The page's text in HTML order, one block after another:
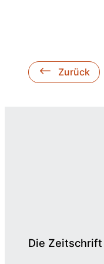
Zurück
Die Zeitschrift